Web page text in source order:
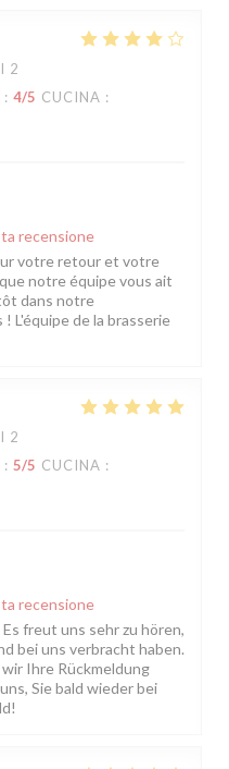
2
: 4/5 CUCINA :
recensione
votre retour et votre
notre équipe vous ait
dans notre
L'équipe de la brasserie
2
: 5/5 CUCINA :
recensione
freut uns sehr zu hören,
bei uns verbracht haben.
Ihre Rückmeldung
Sie bald wieder bei